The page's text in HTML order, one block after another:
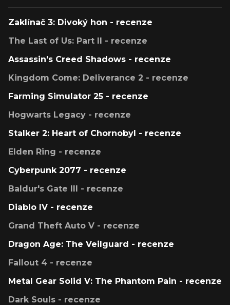
Zaklínač 3: Divoký hon - recenze
The Last of Us: Part II - recenze
Assassin's Creed Shadows - recenze
Kingdom Come: Deliverance 2 - recenze
Farming Simulator 25 - recenze
Hogwarts Legacy - recenze
Stalker 2: Heart of Chornobyl - recenze
Elden Ring - recenze
Cyberpunk 2077 - recenze
Baldur's Gate III - recenze
Diablo IV - recenze
Grand Theft Auto V - recenze
Dragon Age: The Veilguard - recenze
Fallout 4 - recenze
Metal Gear Solid V: The Phantom Pain - recenze
Dark Souls - recenze